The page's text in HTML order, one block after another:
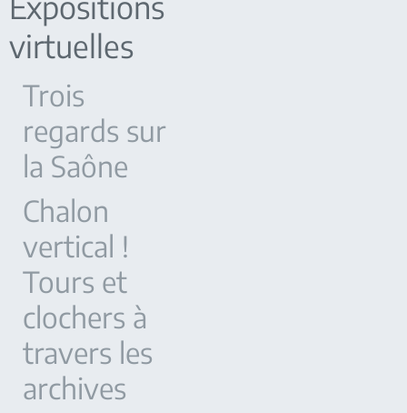
virtuelles
Trois
regards sur
la Saône
Chalon
vertical !
Tours et
clochers à
travers les
archives